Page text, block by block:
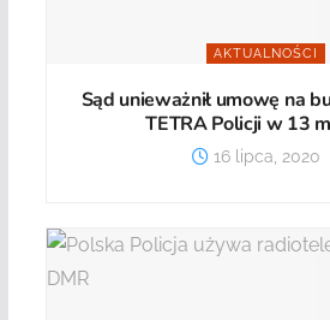
AKTUALNOŚCI
Sąd unieważnił umowę na
TETRA Policji w 13
16 lipca, 2020